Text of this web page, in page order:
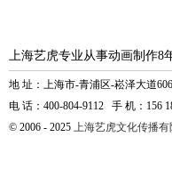
上海艺虎专业从事动画制作8
地 址：上海市-青浦区-崧泽大道
电 话：400-804-9112 手 机：156
© 2006 - 2025 上海艺虎文化传播有